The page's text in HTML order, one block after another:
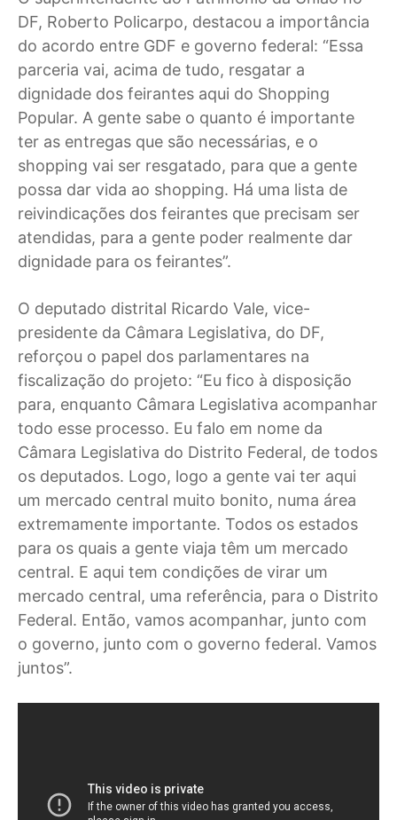
DF, Roberto Policarpo, destacou a importância
do acordo entre GDF e governo federal: “Essa
parceria vai, acima de tudo, resgatar a
dignidade dos feirantes aqui do Shopping
Popular. A gente sabe o quanto é importante
ter as entregas que são necessárias, e o
shopping vai ser resgatado, para que a gente
possa dar vida ao shopping. Há uma lista de
reivindicações dos feirantes que precisam ser
atendidas, para a gente poder realmente dar
dignidade para os feirantes”.
O deputado distrital Ricardo Vale, vice-
presidente da Câmara Legislativa, do DF,
reforçou o papel dos parlamentares na
fiscalização do projeto: “Eu fico à disposição
para, enquanto Câmara Legislativa acompanhar
todo esse processo. Eu falo em nome da
Câmara Legislativa do Distrito Federal, de todos
os deputados. Logo, logo a gente vai ter aqui
um mercado central muito bonito, numa área
extremamente importante. Todos os estados
para os quais a gente viaja têm um mercado
central. E aqui tem condições de virar um
mercado central, uma referência, para o Distrito
Federal. Então, vamos acompanhar, junto com
o governo, junto com o governo federal. Vamos
juntos”.